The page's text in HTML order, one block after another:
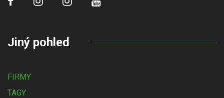
Jiný pohled
FIRMY
TAGY